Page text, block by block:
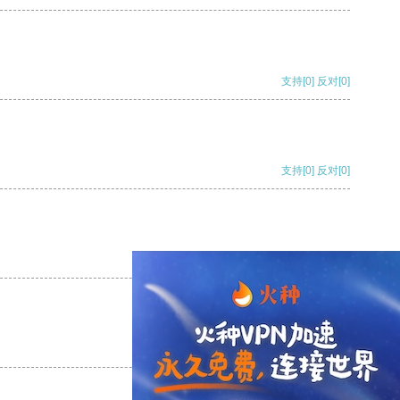
支持[0] 反对[0]
支持[0] 反对[0]
支持 [0] 反对 [0]